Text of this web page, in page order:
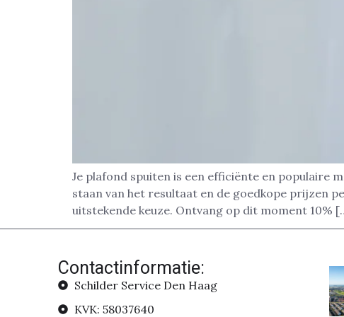
Je plafond spuiten is een efficiënte en populaire
staan van het resultaat en de goedkope prijzen
uitstekende keuze. Ontvang op dit moment 10%
Contactinformatie:
Schilder Service Den Haag
KVK: 58037640